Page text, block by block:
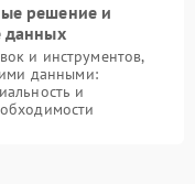
решение и
данных
и инструментов,
данными:
и